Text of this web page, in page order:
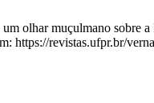
olhar muçulmano sobre
https://revistas.ufpr.br/